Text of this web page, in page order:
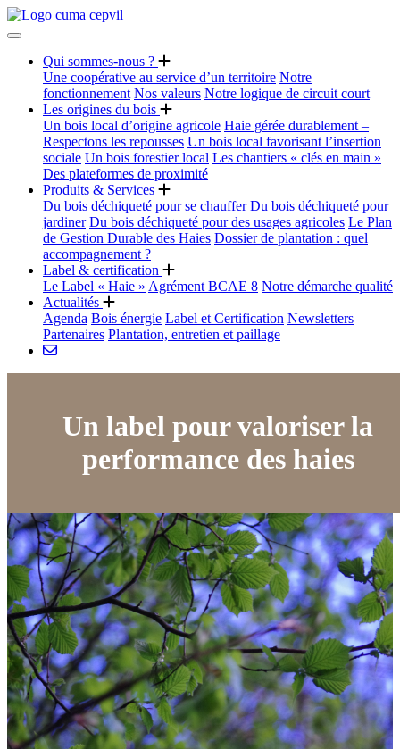
Qui sommes-nous ?
Une coopérative au service d’un territoire Notre
fonctionnement Nos valeurs Notre logique de circuit court
Les origines du bois
Un bois local d’origine agricole Haie gérée durablement –
Respectons les repousses Un bois local favorisant l’insertion
sociale Un bois forestier local Les chantiers « clés en main »
Des plateformes de proximité
Produits & Services
Du bois déchiqueté pour se chauffer Du bois déchiqueté pour
jardiner Du bois déchiqueté pour des usages agricoles Le Plan
de Gestion Durable des Haies Dossier de plantation : quel
accompagnement ?
Label & certification
Le Label « Haie » Agrément BCAE 8 Notre démarche qualité
Actualités
Agenda Bois énergie Label et Certification Newsletters
Partenaires Plantation, entretien et paillage
Un label pour valoriser la
performance des haies